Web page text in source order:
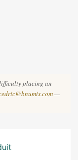
placing an
—